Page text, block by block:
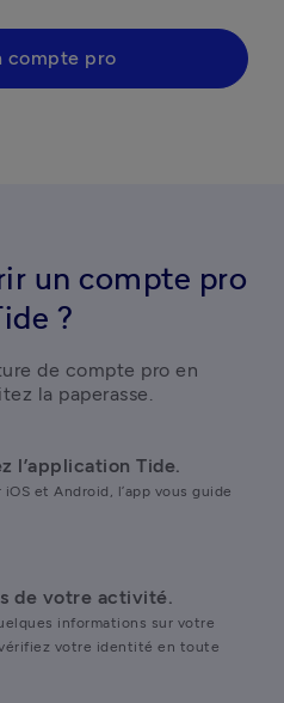
compte pro
un compte pro
?
de compte pro en
la paperasse.
et Android, l’app vous guide
informations sur votre
votre identité en toute